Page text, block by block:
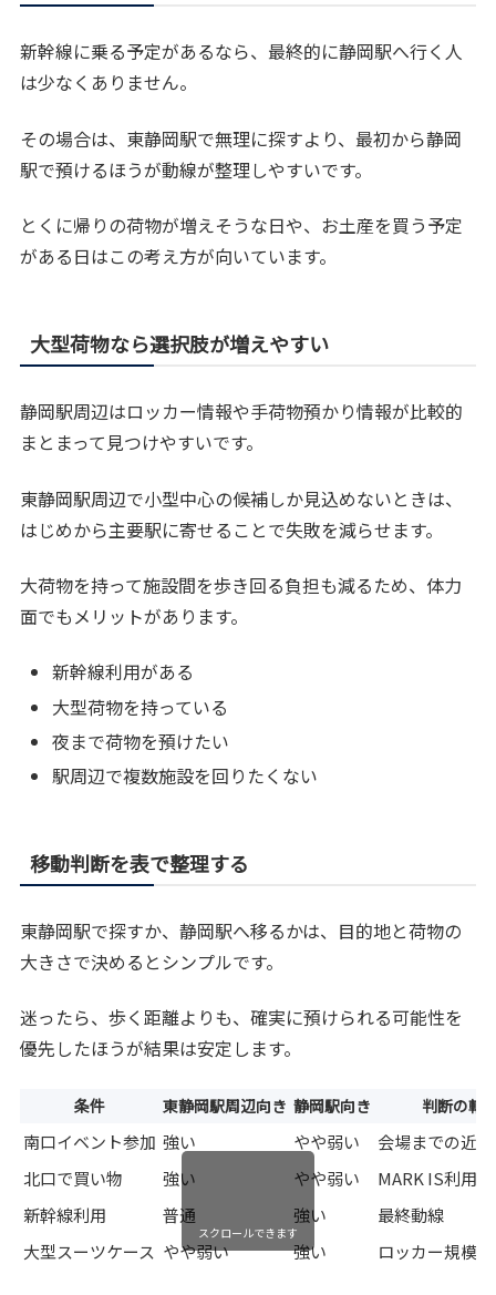
新幹線に乗る予定があるなら、最終的に静岡駅へ行く人
は少なくありません。
その場合は、東静岡駅で無理に探すより、最初から静岡
駅で預けるほうが動線が整理しやすいです。
とくに帰りの荷物が増えそうな日や、お土産を買う予定
がある日はこの考え方が向いています。
大型荷物なら選択肢が増えやすい
静岡駅周辺はロッカー情報や手荷物預かり情報が比較的
まとまって見つけやすいです。
東静岡駅周辺で小型中心の候補しか見込めないときは、
はじめから主要駅に寄せることで失敗を減らせます。
大荷物を持って施設間を歩き回る負担も減るため、体力
面でもメリットがあります。
新幹線利用がある
大型荷物を持っている
夜まで荷物を預けたい
駅周辺で複数施設を回りたくない
移動判断を表で整理する
東静岡駅で探すか、静岡駅へ移るかは、目的地と荷物の
大きさで決めるとシンプルです。
迷ったら、歩く距離よりも、確実に預けられる可能性を
優先したほうが結果は安定します。
条件 東静岡駅周辺向き 静岡駅向き 判断の軸
南口イベント参加 強い やや弱い
会場までの近さ
北口で買い物
強い やや弱い
MARK IS利用
新幹線利用
普通 強い
最終動線
大型スーツケース やや弱い 強い ロッカー規模
スクロールできます